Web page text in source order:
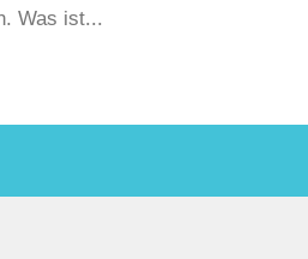
Was ist...